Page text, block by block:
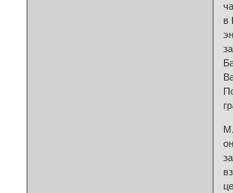
в